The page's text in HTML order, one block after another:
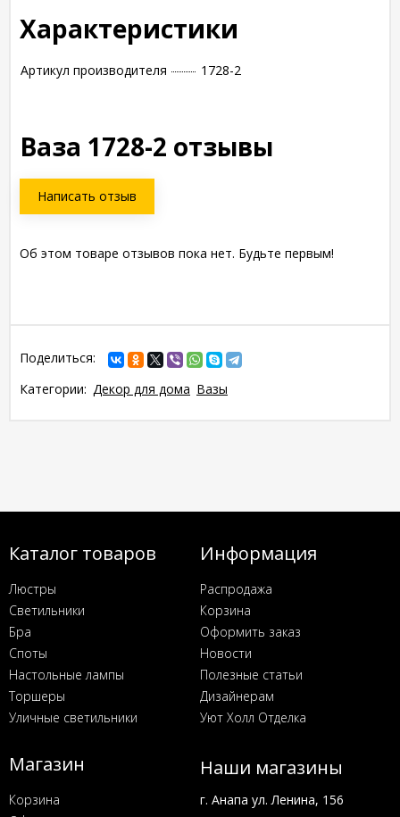
Характеристики
Артикул производителя 1728-2
Ваза 1728-2 отзывы
Написать отзыв
Об этом товаре отзывов пока нет. Будьте первым!
Поделиться:
Категории: Декор для дома Вазы
Каталог товаров
Люстры
Светильники
Бра
Споты
Настольные лампы
Торшеры
Уличные светильники
Информация
Распродажа
Корзина
Оформить заказ
Новости
Полезные статьи
Дизайнерам
Уют Холл Отделка
Магазин
Корзина
Наши магазины
г. Анапа ул. Ленина, 156